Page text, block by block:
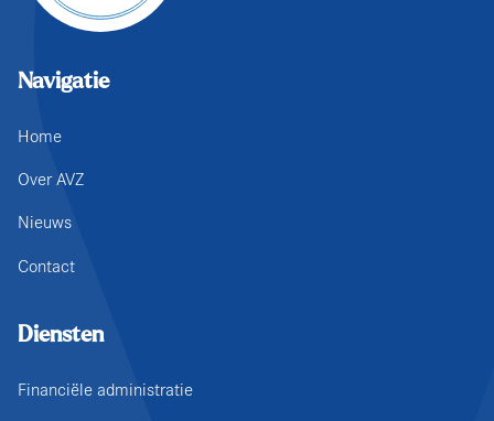
Navigatie
Home
Over AVZ
Nieuws
Contact
Diensten
Financiële administratie